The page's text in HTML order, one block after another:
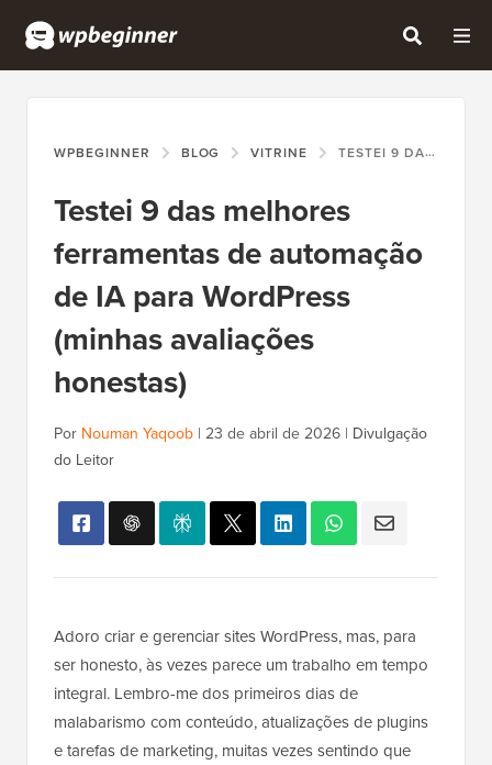
WPBEGINNER BLOG VITRINE TESTEI 9 DAS MELHORES FERRAMENTAS DE AUTOMAÇÃO DE IA PARA WORDPRESS (MINHAS AVALIAÇÕES HONESTAS)
Testei 9 das melhores
ferramentas de automação
de IA para WordPress
(minhas avaliações
honestas)
Por Nouman Yaqoob | 23 de abril de 2026 | Divulgação
do Leitor
Adoro criar e gerenciar sites WordPress, mas, para
ser honesto, às vezes parece um trabalho em tempo
integral. Lembro-me dos primeiros dias de
malabarismo com conteúdo, atualizações de plugins
e tarefas de marketing, muitas vezes sentindo que